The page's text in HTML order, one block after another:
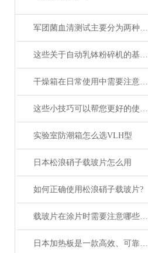
军团菌血清测试主要分为两种类型
这些关于自动乳钵粉碎机的基础资料，以下有详细说明
干燥箱在日常使用中需要注意哪些事项？
这些小技巧可以帮您更好的使用定温干燥箱
实验室防潮箱怎么选VLH型
日本松浪硝子载玻片怎么用
如何正确使用松浪硝子载玻片?
载玻片在涂片时需要注意哪些问题？
日本加热板是一款高效、可靠的加热设备